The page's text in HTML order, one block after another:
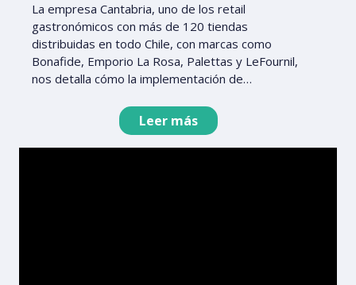
La empresa Cantabria, uno de los retail
gastronómicos con más de 120 tiendas
distribuidas en todo Chile, con marcas como
Bonafide, Emporio La Rosa, Palettas y LeFournil,
nos detalla cómo la implementación de…
Leer más